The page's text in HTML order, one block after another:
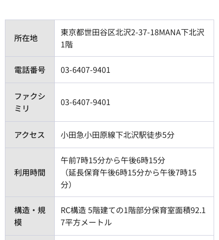
所在地
東京都世田谷区北沢2-37-18MANA下北沢
1階
電話番号 03-6407-9401
ファクシ
ミリ
03-6407-9401
アクセス 小田急小田原線下北沢駅徒歩5分
利用時間
午前7時15分から午後6時15分
（延長保育午後6時15分から午後7時15
分）
構造・規
模
RC構造 5階建ての1階部分保育室面積92.1
7平方メートル